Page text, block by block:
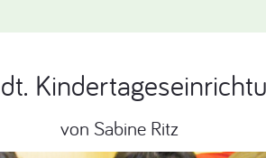
von Sabine Ritz